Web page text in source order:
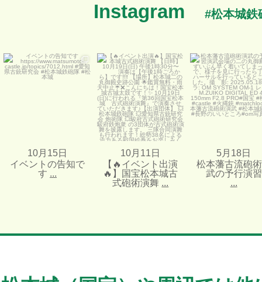
Instagram #松本城鉄
イベントの告知です...
10月 15 日
10月15日
イベントの告知で
す ...
【🔥イベント出演🔥】国宝
松本城古式砲術演舞...
10月 11 日
22 0
10月11日
【🔥イベント出演
🔥】国宝松本城古
式砲術演舞 ...
松本藩古流砲術演武
演習
...
5月 18 日
13 0
5月18日
松本藩古流砲
武の予行演習
...